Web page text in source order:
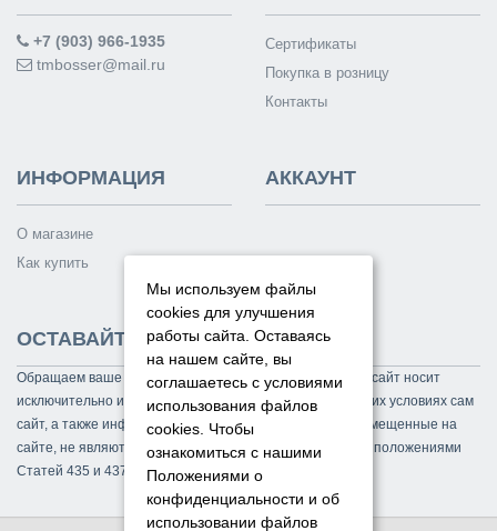
+7 (903) 966-1935
tmbosser@mail.ru
Сертификаты
Покупка в розницу
Контакты
ИНФОРМАЦИЯ
О магазине
Как купить
АККАУНТ
ОСТАВАЙТЕСЬ НА СВЯЗИ
Обращаем ваше внимание на то, что данный интернет-сайт носит
исключительно информационный характер и ни при каких условиях сам
сайт, а также информационные материалы и цены, размещенные на
сайте, не являются публичной офертой, определяемой положениями
Статей 435 и 437 Гражданского кодекса РФ.
Мы используем файлы
cookies для улучшения
работы сайта. Оставаясь
на нашем сайте, вы
соглашаетесь с условиями
использования файлов
cookies. Чтобы
ознакомиться с нашими
Положениями о
конфиденциальности и об
использовании файлов